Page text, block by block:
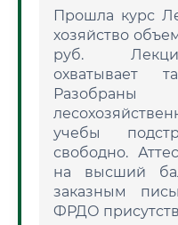
Прошла курс
хозяйство
руб.
охватывает
учебы
свободно.
на высший
заказным
ФРДО